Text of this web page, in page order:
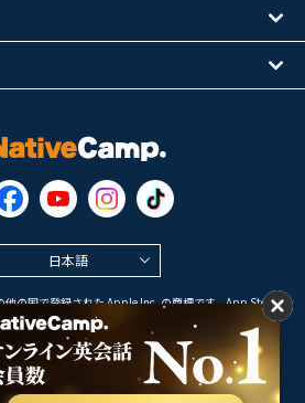
日本語
の国で登録された Apple Inc. の商標です。App Store は
Inc. のサービスマークです。
は Google LLC の商標です。
© 2026 オンライン英会話